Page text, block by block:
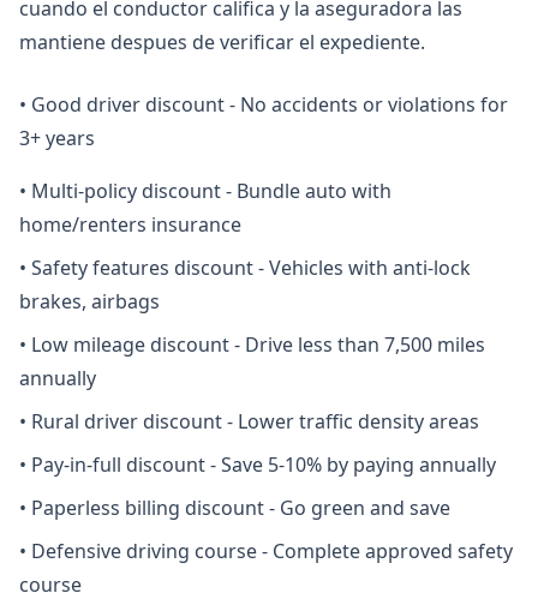
cuando el conductor califica y la aseguradora las
mantiene despues de verificar el expediente.
• Good driver discount - No accidents or violations for
3+ years
• Multi-policy discount - Bundle auto with
home/renters insurance
• Safety features discount - Vehicles with anti-lock
brakes, airbags
• Low mileage discount - Drive less than 7,500 miles
annually
• Rural driver discount - Lower traffic density areas
• Pay-in-full discount - Save 5-10% by paying annually
• Paperless billing discount - Go green and save
• Defensive driving course - Complete approved safety
course